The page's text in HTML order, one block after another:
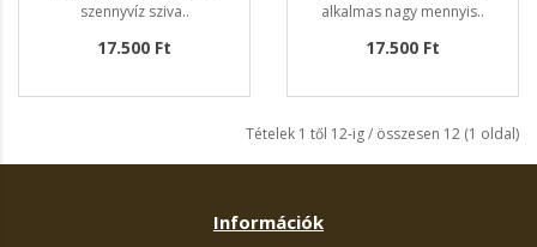
szennyvíz sziva..
17.500 Ft
alkalmas nagy mennyis..
17.500 Ft
Tételek 1 től 12-ig / összesen 12 (1 oldal)
Információk